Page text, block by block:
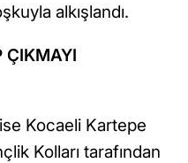
alkışlandı.
ÇIKMAYI
Kocaeli Kartepe
Kolları tarafından